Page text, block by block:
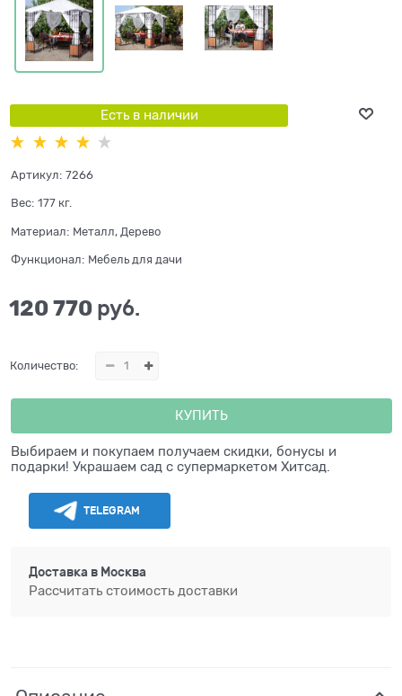
Есть в наличии
Артикул: 7266
Вес: 177 кг.
Материал: Металл, Дерево
Функционал: Мебель для дачи
120 770 руб.
Количество:
КУПИТЬ
Выбираем и покупаем получаем скидки, бонусы и
подарки! Украшаем сад с супермаркетом Хитсад.
TELEGRAM
Доставка в Москва
Рассчитать стоимость доставки